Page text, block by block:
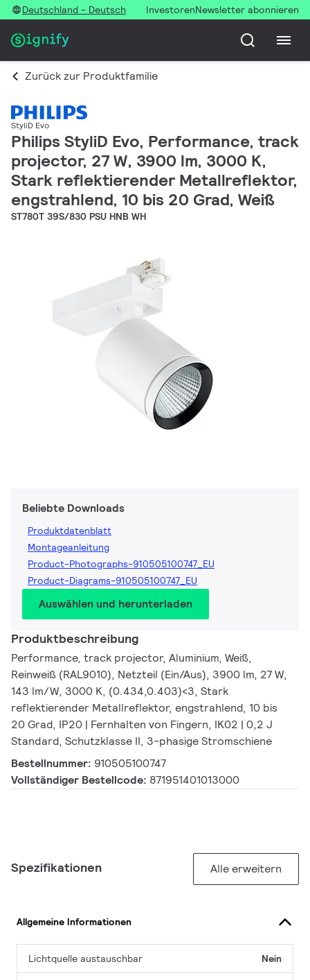
Deutschland - Deutsch InvestorenNewsletter abonnieren
Zurück zur Produktfamilie
StyliD Evo
Philips StyliD Evo, Performance, track
projector, 27 W, 3900 lm, 3000 K,
Stark reflektierender Metallreflektor,
engstrahlend, 10 bis 20 Grad, Weiß
ST780T 39S/830 PSU HNB WH
Beliebte Downloads
Produktdatenblatt
Montageanleitung
Product-Photographs-910505100747_EU
Product-Diagrams-910505100747_EU
Auswählen und herunterladen
Produktbeschreibung
Performance, track projector, Aluminium, Weiß,
Reinweiß (RAL9010), Netzteil (Ein/Aus), 3900 lm, 27 W,
143 lm/W, 3000 K, (0.434,0.403)<3, Stark
reflektierender Metallreflektor, engstrahlend, 10 bis
20 Grad, IP20 | Fernhalten von Fingern, IK02 | 0,2 J
Standard, Schutzklasse II, 3-phasige Stromschiene
Bestellnummer: 910505100747
Vollständiger Bestellcode: 871951401013000
Spezifikationen Alle erweitern
Allgemeine Informationen
Lichtquelle austauschbar Nein